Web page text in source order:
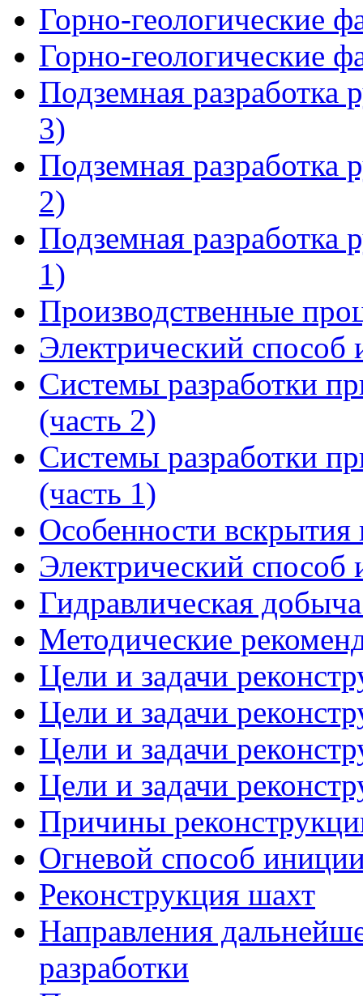
Горно-геологические
Горно-геологические
Подземная разработка
3)
Подземная разработка
2)
Подземная разработка
1)
Производственные
Электрический способ
Системы разработки
(часть 2)
Системы разработки
(часть 1)
Особенности
Электрический способ
Гидравлическая
Методические
Цели и задачи
Цели и задачи
Цели и задачи
Цели и задачи
Причины
Огневой способ
Реконструкция шахт
Направления
разработки